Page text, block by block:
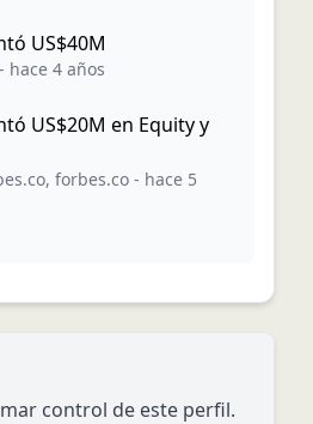
US$40M
- hace 4 años
US$20M en Equity y
, forbes.co - hace 5
control de este perfil.